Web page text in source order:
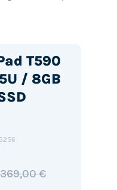
T590
/ 8GB
€